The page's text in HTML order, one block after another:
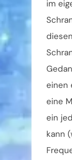
im
einen
eine
ein
kann